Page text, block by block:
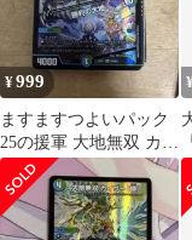
¥999
ますますつよいパック
25の援軍 大地無双 カイ
ザー 「勝」 / 勝利の大
地